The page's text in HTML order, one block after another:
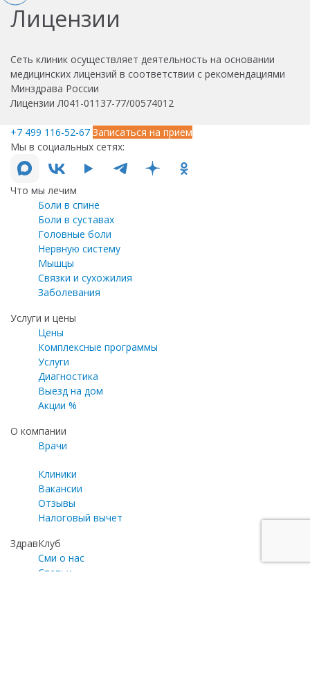
Лицензии
Сеть клиник осуществляет деятельность на основании
медицинских лицензий в соответствии с рекомендациями
Минздрава России
Лицензии Л041-01137-77/00574012
+7 499 116-52-67 Записаться на прием
Мы в социальных сетях:
Что мы лечим
Боли в спине
Боли в суставах
Головные боли
Нервную систему
Мышцы
Связки и сухожилия
Заболевания
Услуги и цены
Цены
Комплексные программы
Услуги
Диагностика
Выезд на дом
Акции %
О компании
Врачи
Клиники
Вакансии
Отзывы
Налоговый вычет
ЗдравКлуб
Сми о нас
Статьи